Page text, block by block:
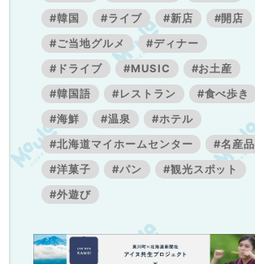
#韓国
#ライブ #新店
#開店
#ご当地グルメ
#ディナー
#ドライブ
#MUSIC
#お土産
#韓国語
#レストラン
#食べ歩き
#海鮮
#温泉
#ホテル
#北海道マイホームセンター
#名産品
#洋菓子
#パン
#観光スポット
#外遊び